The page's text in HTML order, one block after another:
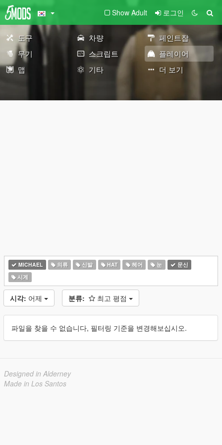
Show Adult 로그인
도구 차량
페인트잡
무기
스크립트
플레이어
맵
기타 더 보기
MICHAEL 의류 신발 HAT 헤어 눈
문신
시계
시각: 어제 분류: 최고 평점
파일을 찾을 수 없습니다, 필터링 기준을 변경해보십시오.
Designed in Alderney
Made in Los Santos